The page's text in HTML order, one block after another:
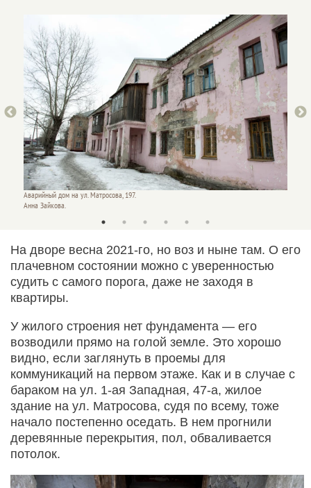
Аварийный дом на ул. Матросова, 197.
Анна Зайкова.
На дворе весна 2021-го, но воз и ныне там. О его
плачевном состоянии можно с уверенностью
судить с самого порога, даже не заходя в
квартиры.
У жилого строения нет фундамента — его
возводили прямо на голой земле. Это хорошо
видно, если заглянуть в проемы для
коммуникаций на первом этаже. Как и в случае с
бараком на ул. 1-ая Западная, 47-а, жилое
здание на ул. Матросова, судя по всему, тоже
начало постепенно оседать. В нем прогнили
деревянные перекрытия, пол, обваливается
потолок.